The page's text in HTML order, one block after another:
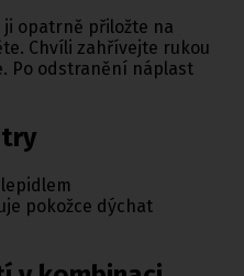
opatrně přiložte na
Chvíli zahřívejte rukou
Po odstranění náplast
pokožce dýchat